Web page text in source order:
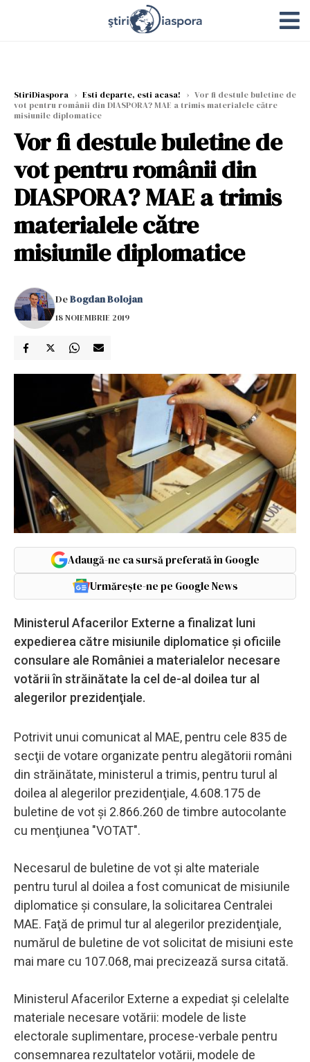
StiriDiaspora › Esti departe, esti acasa! › Vor fi destule buletine de
vot pentru românii din DIASPORA? MAE a trimis materialele către
misiunile diplomatice
Vor fi destule buletine de
vot pentru românii din
DIASPORA? MAE a trimis
materialele către
misiunile diplomatice
DeBogdan Bolojan
18 NOIEMBRIE 2019
Adaugă-ne ca sursă preferată în Google
Urmărește-ne pe Google News
Ministerul Afacerilor Externe a finalizat luni
expedierea către misiunile diplomatice şi oficiile
consulare ale României a materialelor necesare
votării în străinătate la cel de-al doilea tur al
alegerilor prezidenţiale.
Potrivit unui comunicat al MAE, pentru cele 835 de
secţii de votare organizate pentru alegătorii români
din străinătate, ministerul a trimis, pentru turul al
doilea al alegerilor prezidenţiale, 4.608.175 de
buletine de vot şi 2.866.260 de timbre autocolante
cu menţiunea "VOTAT".
Necesarul de buletine de vot şi alte materiale
pentru turul al doilea a fost comunicat de misiunile
diplomatice şi consulare, la solicitarea Centralei
MAE. Faţă de primul tur al alegerilor prezidenţiale,
numărul de buletine de vot solicitat de misiuni este
mai mare cu 107.068, mai precizează sursa citată.
Ministerul Afacerilor Externe a expediat şi celelalte
materiale necesare votării: modele de liste
electorale suplimentare, procese-verbale pentru
consemnarea rezultatelor votării, modele de